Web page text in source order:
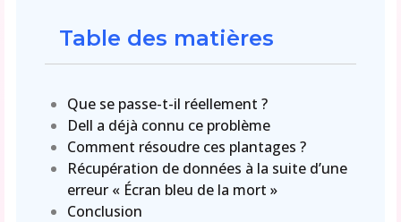
Table des matières
Que se passe-t-il réellement ?
Dell a déjà connu ce problème
Comment résoudre ces plantages ?
Récupération de données à la suite d’une
erreur « Écran bleu de la mort »
Conclusion